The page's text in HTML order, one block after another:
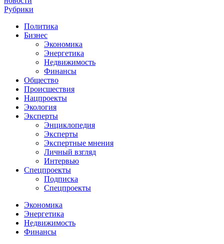
Рубрики
Политика
Бизнес
Экономика
Энергетика
Недвижимость
Финансы
Общество
Происшествия
Нацпроекты
Экология
Эксперты
Энциклопедия
Эксперты
Экспертные мнения
Личный взгляд
Интервью
Спецпроекты
Подписка
Спецпроекты
Экономика
Энергетика
Недвижимость
Финансы